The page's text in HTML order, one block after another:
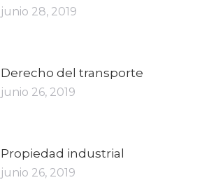
junio 28, 2019
Derecho del transporte
junio 26, 2019
Propiedad industrial
junio 26, 2019